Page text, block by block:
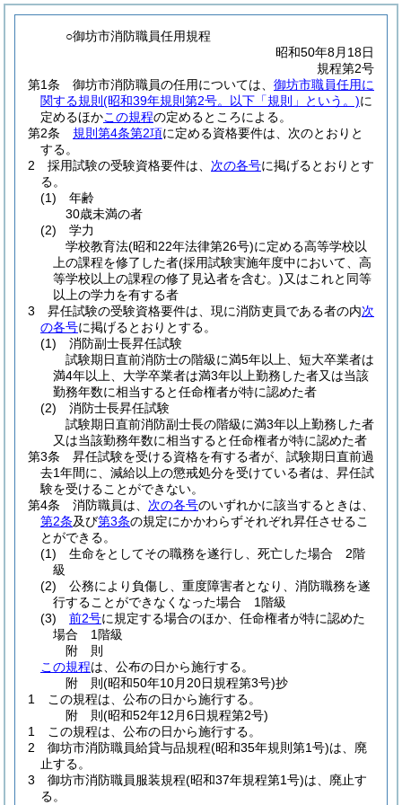
○御坊市消防職員任用規程
昭和50年8月18日
規程第2号
第1条
御坊市消防職員の任用については、 御坊市職員任用に
関する規則 (昭和39年規則第2号。以下「規則」という。)に
定めるほかこの規程の定めるところによる。
第2条
規則第4条第2項に定める資格要件は、次のとおりと
する。
2
採用試験の受験資格要件は、 次の各号に掲げるとおりとす
る。
(1)
年齢
30歳未満の者
(2)
学力
学校教育法(昭和22年法律第26号)に定める高等学校以
上の課程を修了した者(採用試験実施年度中において、高
等学校以上の課程の修了見込者を含む。)又はこれと同等
以上の学力を有する者
3
昇任試験の受験資格要件は、現に消防吏員である者の内次
の各号に掲げるとおりとする。
(1)
消防副士長昇任試験
試験期日直前消防士の階級に満5年以上、短大卒業者は
満4年以上、大学卒業者は満3年以上勤務した者又は当該
勤務年数に相当すると任命権者が特に認めた者
(2)
消防士長昇任試験
試験期日直前消防副士長の階級に満3年以上勤務した者
又は当該勤務年数に相当すると任命権者が特に認めた者
第3条
昇任試験を受ける資格を有する者が、試験期日直前過
去1年間に、減給以上の懲戒処分を受けている者は、昇任試
験を受けることができない。
第4条
消防職員は、 次の各号のいずれかに該当するときは、
第2条及び第3条の規定にかかわらずそれぞれ昇任させるこ
とができる。
(1)
生命をとしてその職務を遂行し、死亡した場合 2階
級
(2)
公務により負傷し、重度障害者となり、消防職務を遂
行することができなくなった場合 1階級
(3)
前2号に規定する場合のほか、任命権者が特に認めた
場合 1階級
附 則
この規程は、公布の日から施行する。
附 則(昭和50年10月20日規程第3号)抄
1
この規程は、公布の日から施行する。
附 則(昭和52年12月6日規程第2号)
1
この規程は、公布の日から施行する。
2
御坊市消防職員給貸与品規程(昭和35年規則第1号)は、廃
止する。
3
御坊市消防職員服装規程(昭和37年規程第1号)は、廃止す
る。